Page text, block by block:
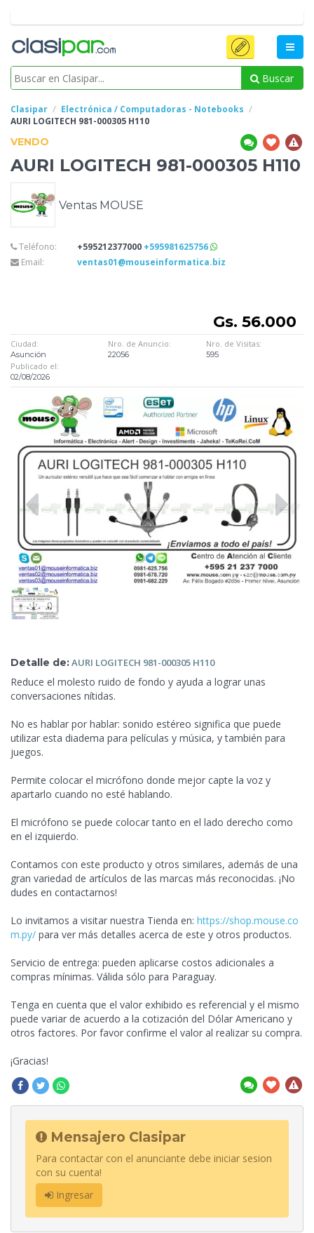
Buscar
Clasipar
Electrónica / Computadoras - Notebooks
AURI LOGITECH 981-000305 H110
VENDO
AURI LOGITECH 981-000305 H110
Ventas MOUSE
Teléfono: +595212377000 +595981625756
Email:
ventas01@mouseinformatica.biz
Gs. 56.000
Ciudad:
Asunción
Nro. de Anuncio:
22056
Nro. de Visitas:
595
Publicado el:
02/08/2026
Detalle de:AURI LOGITECH 981-000305 H110
Reduce el molesto ruido de fondo y ayuda a lograr unas
conversaciones nítidas.
No es hablar por hablar: sonido estéreo significa que puede
utilizar esta diadema para películas y música, y también para
juegos.
Permite colocar el micrófono donde mejor capte la voz y
apartarlo cuando no esté hablando.
El micrófono se puede colocar tanto en el lado derecho como
en el izquierdo.
Contamos con este producto y otros similares, además de una
gran variedad de artículos de las marcas más reconocidas. ¡No
dudes en contactarnos!
Lo invitamos a visitar nuestra Tienda en: https://shop.mouse.co
m.py/ para ver más detalles acerca de este y otros productos.
Servicio de entrega: pueden aplicarse costos adicionales a
compras mínimas. Válida sólo para Paraguay.
Tenga en cuenta que el valor exhibido es referencial y el mismo
puede variar de acuerdo a la cotización del Dólar Americano y
otros factores. Por favor confirme el valor al realizar su compra.
¡Gracias!
Mensajero Clasipar
Para contactar con el anunciante debe iniciar sesion
con su cuenta!
Ingresar